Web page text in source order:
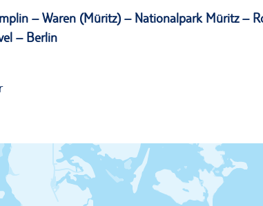
– Waren (Müritz) – Nationalpark Müritz –
– Berlin